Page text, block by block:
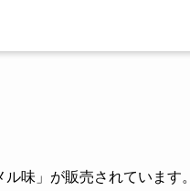
味」が販売されています。